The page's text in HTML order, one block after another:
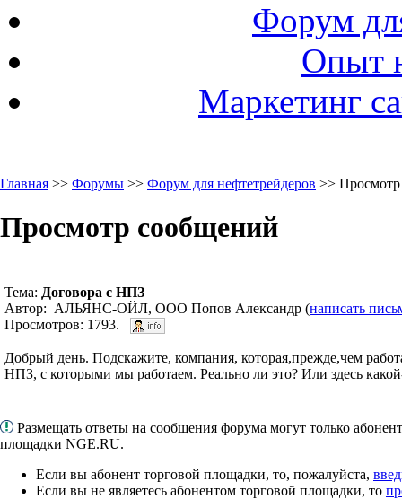
Форум
Опыт
Маркетинг
Главная >> Форумы >> Форум для нефтетрейдеров >>
Просмотр сообщений
Тема: Договора с НПЗ
Автор: АЛЬЯНС-ОЙЛ, ООО Попов Александр (написать
Просмотров: 1793.
Добрый день. Подскажите, компания, которая,прежде,чем
НПЗ, с которыми мы работаем. Реально ли это? Или здесь
Размещать ответы на сообщения форума могут только
площадки NGE.RU.
Если вы абонент торговой площадки, то, пожалуйста,
Если вы не являетесь абонентом торговой площадки, то